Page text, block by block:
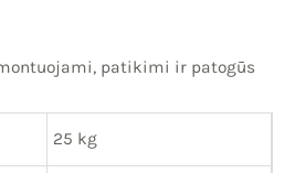
patikimi ir patogūs
25 kg